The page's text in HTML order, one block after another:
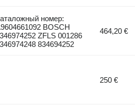
номер:
BOSCH
ZFLS 001286
834694252
464,20 €
250 €